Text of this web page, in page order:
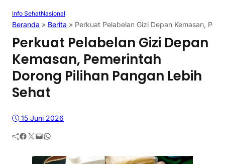
Info SehatNasional
Beranda » Berita » Perkuat Pelabelan Gizi Depan Kemasan,
Perkuat Pelabelan Gizi Depan
Kemasan, Pemerintah
Dorong Pilihan Pangan Lebih
Sehat
15 Juni 2026
Facebook Twitter Mail WhatsApp